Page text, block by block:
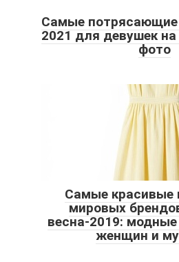
Самые потрясающие
2021 для девушек
фото
Самые красивые
мировых
весна-2019:
женщин и